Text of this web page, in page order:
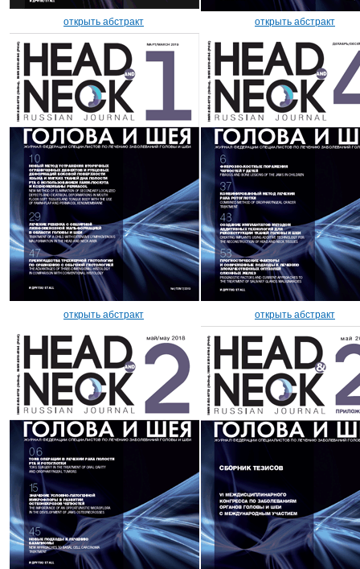
открыть абстракт открыть абстракт
открыть абстракт открыть абстракт